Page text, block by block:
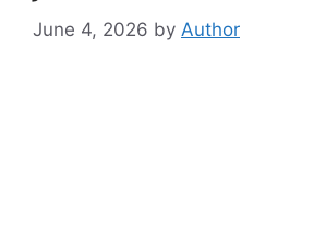
June 4, 2026 by Author